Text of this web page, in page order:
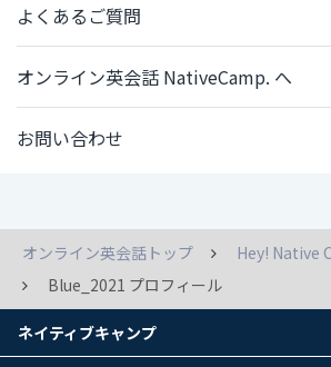
よくあるご質問
オンライン英会話 NativeCamp. へ
お問い合わせ
オンライン英会話トップ
Hey! Native
Blue_2021 プロフィール
ネイティブキャンプ